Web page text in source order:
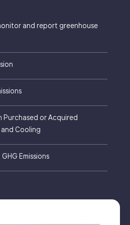
and report greenhouse
Purchased or Acquired
and Cooling
Emissions